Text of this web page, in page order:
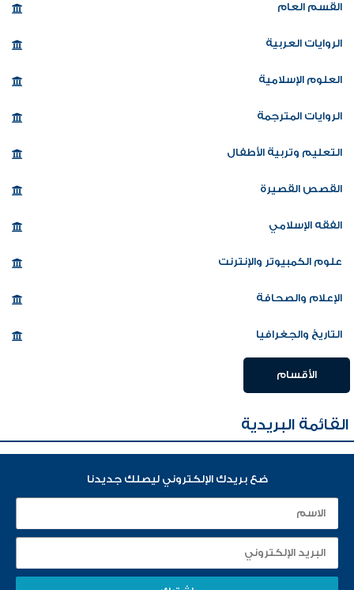
القسم العام
الروايات العربية
العلوم الإسلامية
الروايات المترجمة
التعليم وتربية الأطفال
القصص القصيرة
الفقه الإسلامي
علوم الكمبيوتر والإنترنت
الإعلام والصحافة
التاريخ والجغرافيا
الأقسام
القائمة البريدية
ضع بريدك الإلكتروني ليصلك جديدنا